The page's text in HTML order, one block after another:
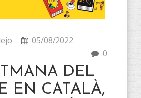
05/08/2022
0
DEL
EN CATALÀ,